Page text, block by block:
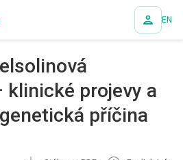
EN
klinické projevy a
příčina